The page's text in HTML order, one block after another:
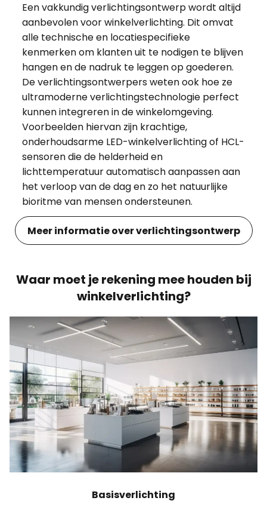
Een vakkundig verlichtingsontwerp wordt altijd
aanbevolen voor winkelverlichting. Dit omvat
alle technische en locatiespecifieke
kenmerken om klanten uit te nodigen te blijven
hangen en de nadruk te leggen op goederen.
De verlichtingsontwerpers weten ook hoe ze
ultramoderne verlichtingstechnologie perfect
kunnen integreren in de winkelomgeving.
Voorbeelden hiervan zijn krachtige,
onderhoudsarme LED-winkelverlichting of HCL-
sensoren die de helderheid en
lichttemperatuur automatisch aanpassen aan
het verloop van de dag en zo het natuurlijke
bioritme van mensen ondersteunen.
Meer informatie over verlichtingsontwerp
Waar moet je rekening mee houden bij
winkelverlichting?
Basisverlichting